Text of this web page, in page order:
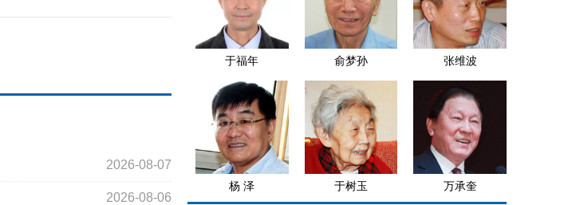
2026-08-07
2026-08-06
于福年 俞梦孙 张维波
杨 泽 于树玉 万承奎